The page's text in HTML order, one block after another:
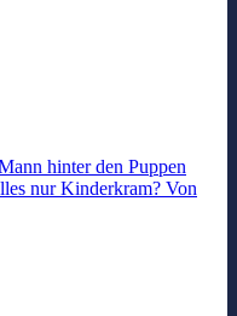
hinter den Puppen
nur Kinderkram? Von